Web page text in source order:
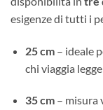
esigenze di tutti i
25 cm– ideale
chi viaggia
35 cm– misura